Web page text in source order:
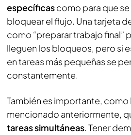
específicascomo para que
bloquear el flujo. Una tarjeta
como “preparar trabajo final”
lleguen los bloqueos, pero si
en tareas más pequeñas se
constantemente.
También es importante, como
mencionado anteriormente,
tareas simultáneas. Tener